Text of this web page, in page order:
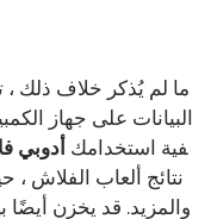
ما لم يُذكر خلاف ذلك
البيانات على جهاز
فية استخدامك أدوبي
نتائج ألعاب الفلاش